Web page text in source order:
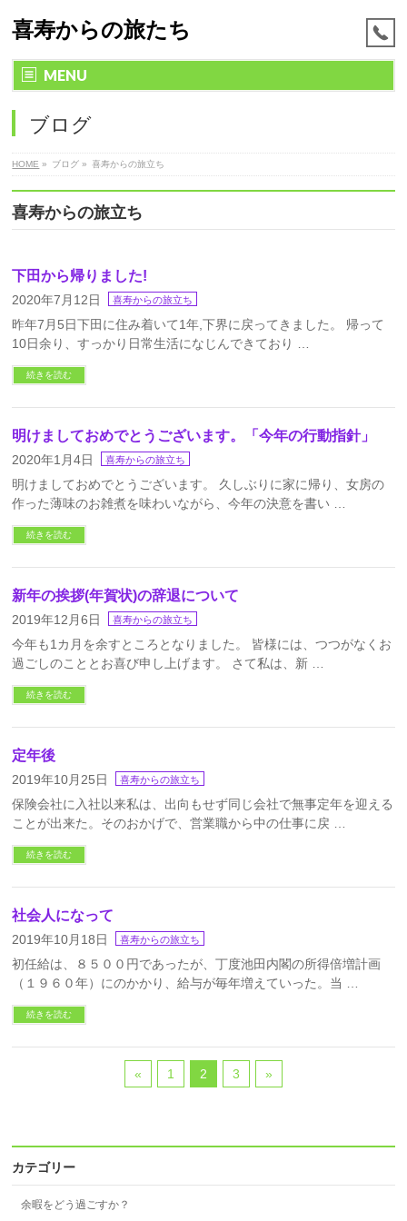
喜寿からの旅たち
MENU
ブログ
HOME » ブログ » 喜寿からの旅立ち
喜寿からの旅立ち
下田から帰りました!
2020年7月12日 喜寿からの旅立ち
昨年7月5日下田に住み着いて1年,下界に戻ってきました。 帰って
10日余り、すっかり日常生活になじんできており …
続きを読む
明けましておめでとうございます。「今年の行動指針」
2020年1月4日 喜寿からの旅立ち
明けましておめでとうございます。 久しぶりに家に帰り、女房の
作った薄味のお雑煮を味わいながら、今年の決意を書い …
続きを読む
新年の挨拶(年賀状)の辞退について
2019年12月6日 喜寿からの旅立ち
今年も1カ月を余すところとなりました。 皆様には、つつがなくお
過ごしのこととお喜び申し上げます。 さて私は、新 …
続きを読む
定年後
2019年10月25日 喜寿からの旅立ち
保険会社に入社以来私は、出向もせず同じ会社で無事定年を迎える
ことが出来た。そのおかげで、営業職から中の仕事に戻 …
続きを読む
社会人になって
2019年10月18日 喜寿からの旅立ち
初任給は、８５００円であったが、丁度池田内閣の所得倍増計画
（１９６０年）にのかかり、給与が毎年増えていった。当 …
続きを読む
« 1 2 3 »
カテゴリー
余暇をどう過ごすか？